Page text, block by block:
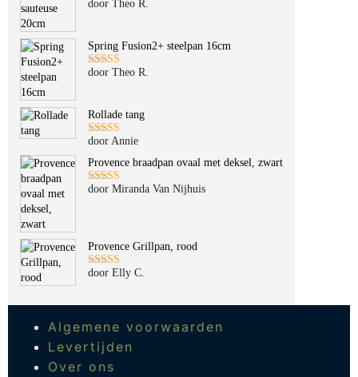
Gewaardeerd
door Theo R.
Spring Fusion2+ steelpan 16cm
Gewaardeerd
door Theo R.
Rollade tang
Gewaardeerd
5
door Annie
Provence braadpan ovaal met deksel, zwart
Gewaardeerd
door Miranda Van Nijhuis
Provence Grillpan, rood
Gewaardeerd
door Elly C.
Algemene voorwaarden
Levertijden
Over ons